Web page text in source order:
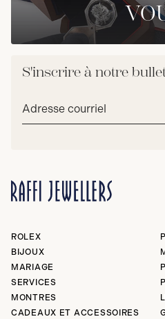
S'inscrire à notre
Adresse
ROLEX
BIJOUX
MARIAGE
SERVICES
MONTRES
CADEAUX ET ACCESSOIRES